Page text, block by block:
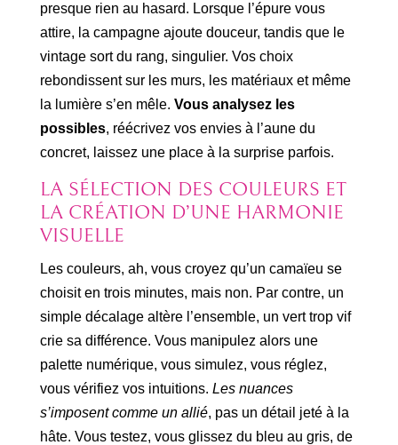
presque rien au hasard. Lorsque l’épure vous
attire, la campagne ajoute douceur, tandis que le
vintage sort du rang, singulier. Vos choix
rebondissent sur les murs, les matériaux et même
la lumière s’en mêle. Vous analysez les
possibles, réécrivez vos envies à l’aune du
concret, laissez une place à la surprise parfois.
LA SÉLECTION DES COULEURS ET
LA CRÉATION D’UNE HARMONIE
VISUELLE
Les couleurs, ah, vous croyez qu’un camaïeu se
choisit en trois minutes, mais non. Par contre, un
simple décalage altère l’ensemble, un vert trop vif
crie sa différence. Vous manipulez alors une
palette numérique, vous simulez, vous réglez,
vous vérifiez vos intuitions. Les nuances
s’imposent comme un allié, pas un détail jeté à la
hâte. Vous testez, vous glissez du bleu au gris, de